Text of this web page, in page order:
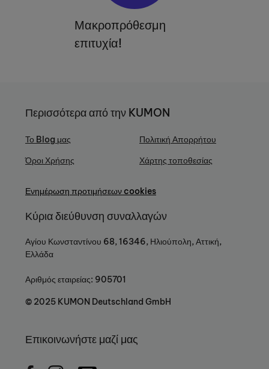
Μακροπρόθεσμη
επιτυχία!
Περισσότερα από την KUMON
Το Blog μας
Όροι Χρήσης
Πολιτική Απορρήτου
Χάρτης τοποθεσίας
Ενημέρωση προτιμήσεων cookies
Κύρια διεύθυνση συναλλαγών
Αγίου Κωνσταντίνου 68, 16346, Ηλιούπολη, Αττική,
Ελλάδα
Αριθμός εταιρείας: 905701
© 2025 KUMON Deutschland GmbH
Επικοινωνήστε μαζί μας